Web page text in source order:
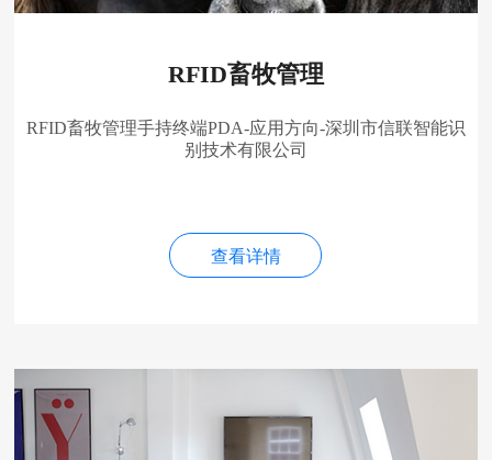
RFID畜牧管理
RFID畜牧管理手持终端PDA-应用方向-深圳市信联智能识
别技术有限公司
查看详情